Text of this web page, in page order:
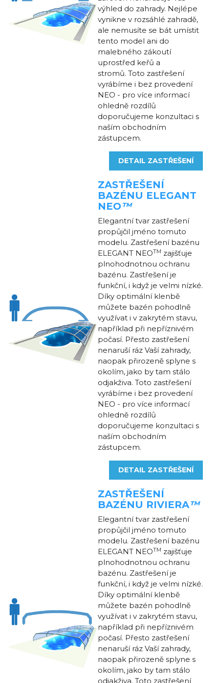
výhled do zahrady. Nejlépe
vynikne v rozsáhlé zahradě,
ale nemusíte se bát umístit
tento model ani do
malebného zákoutí
uprostřed keřů a
stromů. Toto zastřešení
vyrábíme i bez provedení
NEO - pro více informací
ohledně rozdílů
doporučujeme konzultaci s
naším obchodním
zástupcem.
DETAIL ZASTŘEŠENÍ
ZASTŘEŠENÍ
BAZÉNU ELEGANT
NEO™
Elegantní tvar zastřešení
propůjčil jméno tomuto
modelu. Zastřešení bazénu
ELEGANT NEOTM zajišťuje
plnohodnotnou ochranu
bazénu. Zastřešení je
funkční, i když je velmi nízké.
Díky optimální klenbě
můžete bazén pohodlně
využívat i v zakrytém stavu,
například při nepříznivém
počasí. Přesto zastřešení
nenaruší ráz Vaší zahrady,
naopak přirozeně splyne s
okolím, jako by tam stálo
odjakživa. Toto zastřešení
vyrábíme i bez provedení
NEO - pro více informací
ohledně rozdílů
doporučujeme konzultaci s
naším obchodním
zástupcem.
DETAIL ZASTŘEŠENÍ
ZASTŘEŠENÍ
BAZÉNU RIVIERA™
Elegantní tvar zastřešení
propůjčil jméno tomuto
modelu. Zastřešení bazénu
ELEGANT NEOTM zajišťuje
plnohodnotnou ochranu
bazénu. Zastřešení je
funkční, i když je velmi nízké.
Díky optimální klenbě
můžete bazén pohodlně
využívat i v zakrytém stavu,
například při nepříznivém
počasí. Přesto zastřešení
nenaruší ráz Vaší zahrady,
naopak přirozeně splyne s
okolím, jako by tam stálo
odjakživa. Toto zastřešení